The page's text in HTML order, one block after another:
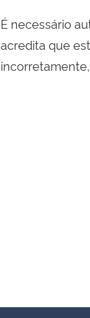
É necessário
acredita que